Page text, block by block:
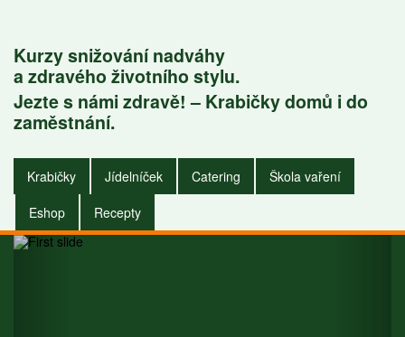
Kurzy snižování nadváhy
a zdravého životního stylu.
Jezte s námi zdravě! – Krabičky domů i do
zaměstnání.
Krabičky Jídelníček Catering
Škola vaření
Eshop
Recepty
Krabičky do
zaměstnání i do
domu.